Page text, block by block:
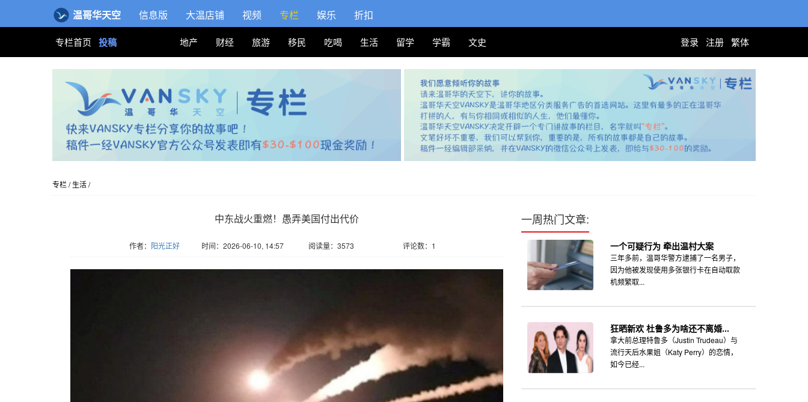
温哥华天空 信息版 大温店铺 视频 专栏 娱乐 折扣
专栏首页 投稿 地产 财经 旅游 移民 吃喝 生活 留学 学霸 文史 登录 注册 繁体
专栏 / 生活/
中东战火重燃！愚弄美国付出代价
作者： 阳光正好 时间：2026-06-10, 14:57 阅读量：3573 评论数：1
一周热门文章:
一个可疑行为 牵出温村大案
三年多前，温哥华警方逮捕了一名男子，
因为他被发现使用多张银行卡在自动取款
机频繁取...
狂晒新欢 杜鲁多为啥还不离婚...
拿大前总理特鲁多（Justin Trudeau）与
流行天后水果姐（Katy Perry）的恋情，
如今已经...